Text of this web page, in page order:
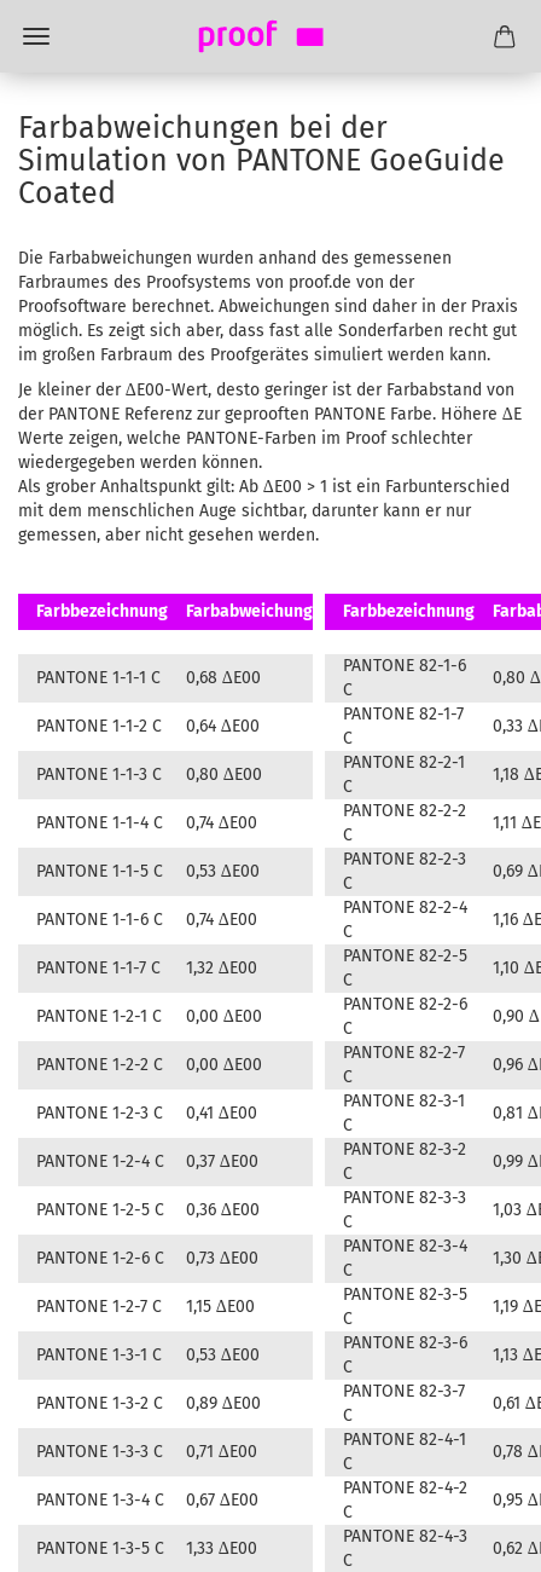
Farbabweichungen bei der
Simulation von PANTONE GoeGuide
Coated
Die Farbabweichungen wurden anhand des gemessenen
Farbraumes des Proofsystems von proof.de von der
Proofsoftware berechnet. Abweichungen sind daher in der Praxis
möglich. Es zeigt sich aber, dass fast alle Sonderfarben recht gut
im großen Farbraum des Proofgerätes simuliert werden kann.
Je kleiner der ∆E00-Wert, desto geringer ist der Farbabstand von
der PANTONE Referenz zur geprooften PANTONE Farbe. Höhere ∆E
Werte zeigen, welche PANTONE-Farben im Proof schlechter
wiedergegeben werden können.
Als grober Anhaltspunkt gilt: Ab ∆E00 > 1 ist ein Farbunterschied
mit dem menschlichen Auge sichtbar, darunter kann er nur
gemessen, aber nicht gesehen werden.
Farbbezeichnung Farbabweichung Farbbezeichnung
PANTONE 1-1-1 C 0,68 ∆E00
PANTONE 82-1-6
C
0,80
PANTONE 1-1-2 C 0,64 ∆E00
PANTONE 82-1-7
C
0,33
PANTONE 1-1-3 C 0,80 ∆E00
PANTONE 82-2-1
C
1,18
PANTONE 1-1-4 C 0,74 ∆E00
PANTONE 82-2-2
C
1,11
PANTONE 1-1-5 C 0,53 ∆E00
PANTONE 82-2-3
C
0,69
PANTONE 1-1-6 C 0,74 ∆E00
PANTONE 82-2-4
C
1,16
PANTONE 1-1-7 C 1,32 ∆E00
PANTONE 82-2-5
C
1,10
PANTONE 1-2-1 C 0,00 ∆E00
PANTONE 82-2-6
C
0,90
PANTONE 1-2-2 C 0,00 ∆E00
PANTONE 82-2-7
C
0,96
PANTONE 1-2-3 C 0,41 ∆E00
PANTONE 82-3-1
C
0,81
PANTONE 1-2-4 C 0,37 ∆E00
PANTONE 82-3-2
C
0,99
PANTONE 1-2-5 C 0,36 ∆E00
PANTONE 82-3-3
C
1,03
PANTONE 1-2-6 C 0,73 ∆E00
PANTONE 82-3-4
C
1,30
PANTONE 1-2-7 C 1,15 ∆E00
PANTONE 82-3-5
C
1,19
PANTONE 1-3-1 C 0,53 ∆E00
PANTONE 82-3-6
C
1,13
PANTONE 1-3-2 C 0,89 ∆E00
PANTONE 82-3-7
C
0,61
PANTONE 1-3-3 C 0,71 ∆E00
PANTONE 82-4-1
C
0,78
PANTONE 1-3-4 C 0,67 ∆E00
PANTONE 82-4-2
C
0,95
PANTONE 1-3-5 C 1,33 ∆E00
PANTONE 82-4-3
C
0,62